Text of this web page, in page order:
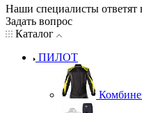
Наши специалисты
Задать вопрос
Каталог
ПИЛОТ